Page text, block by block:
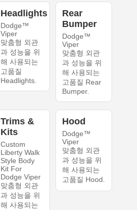
Headlights
Dodge™
Viper
맞춤형 외관
과 성능을 위
해 사용되는
고품질
Headlights.
Rear
Bumper
Dodge™
Viper
맞춤형 외관
과 성능을 위
해 사용되는
고품질 Rear
Bumper.
Trims &
Kits
Custom
Liberty Walk
Style Body
Kit For
Dodge Viper
맞춤형 외관
과 성능을 위
해 사용되는
Hood
Dodge™
Viper
맞춤형 외관
과 성능을 위
해 사용되는
고품질 Hood.